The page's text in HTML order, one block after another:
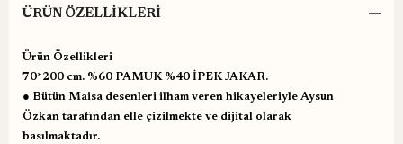
ÜRÜN ÖZELLIKLERI
Ürün Özellikleri
70*200 cm. %60 PAMUK %40 İPEK JAKAR.
● Bütün Maisa desenleri ilham veren hikayeleriyle Aysun
Özkan tarafından elle çizilmekte ve dijital olarak
basılmaktadır.